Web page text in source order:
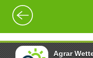
Agrar